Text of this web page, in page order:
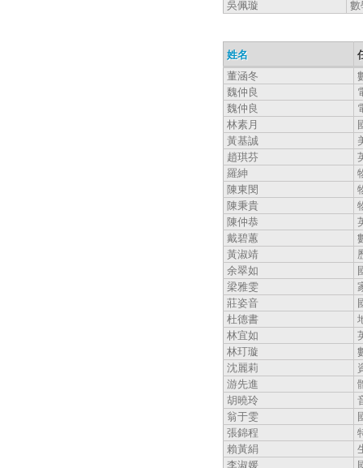
吳佩璇 數
姓名
董涵冬
魏仲良
魏仲良
林素月
黃基誠
趙琪芬
羅紳
陳東閔
陳秉貴
陳仲恭
戴碧蕙
黃淑靖
余翠如
梁雅雯
莊姿音
杜德書
林宜如
林玎璇
沈麗莉
游先進
胡曉玲
翁于雯
張錦程
賴黃絹
李淑媛